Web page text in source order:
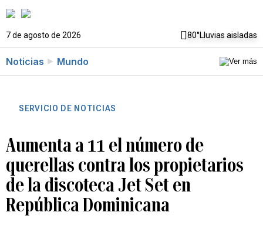
7 de agosto de 2026 80°Lluvias aisladas
Noticias Mundo
SERVICIO DE NOTICIAS
Aumenta a 11 el número de
querellas contra los propietarios
de la discoteca Jet Set en
República Dominicana